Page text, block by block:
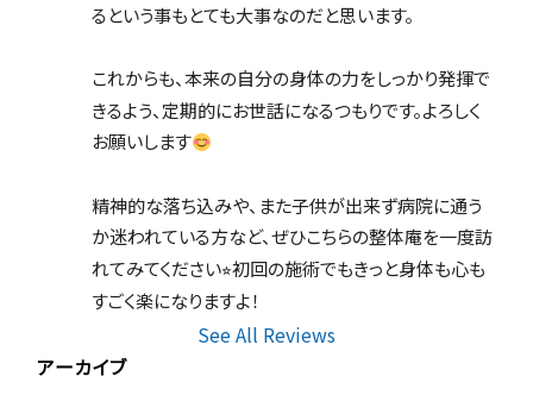
るという事もとても大事なのだと思います。
これからも、本来の自分の身体の力をしっかり発揮で
きるよう、定期的にお世話になるつもりです。よろしく
お願いします
精神的な落ち込みや、また子供が出来ず病院に通う
か迷われている方など、ぜひこちらの整体庵を一度訪
れてみてください⭐︎初回の施術でもきっと身体も心も
すごく楽になりますよ！
See All Reviews
アーカイブ